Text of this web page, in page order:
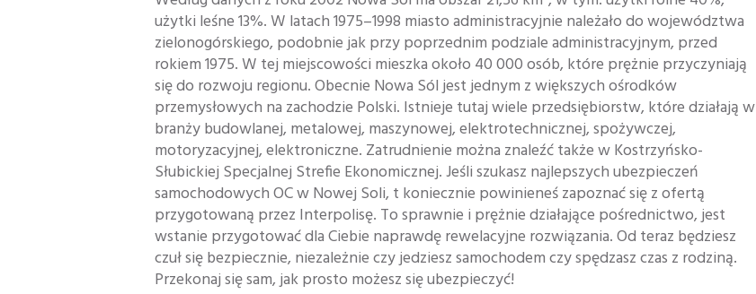
użytki leśne 13%. W latach 1975–1998 miasto administracyjnie należało do województwa
zielonogórskiego, podobnie jak przy poprzednim podziale administracyjnym, przed
rokiem 1975. W tej miejscowości mieszka około 40 000 osób, które prężnie przyczyniają
się do rozwoju regionu. Obecnie Nowa Sól jest jednym z większych ośrodków
przemysłowych na zachodzie Polski. Istnieje tutaj wiele przedsiębiorstw, które działają w
branży budowlanej, metalowej, maszynowej, elektrotechnicznej, spożywczej,
motoryzacyjnej, elektroniczne. Zatrudnienie można znaleźć także w Kostrzyńsko-
Słubickiej Specjalnej Strefie Ekonomicznej. Jeśli szukasz najlepszych ubezpieczeń
samochodowych OC w Nowej Soli, t koniecznie powinieneś zapoznać się z ofertą
przygotowaną przez Interpolisę. To sprawnie i prężnie działające pośrednictwo, jest
wstanie przygotować dla Ciebie naprawdę rewelacyjne rozwiązania. Od teraz będziesz
czuł się bezpiecznie, niezależnie czy jedziesz samochodem czy spędzasz czas z rodziną.
Przekonaj się sam, jak prosto możesz się ubezpieczyć!